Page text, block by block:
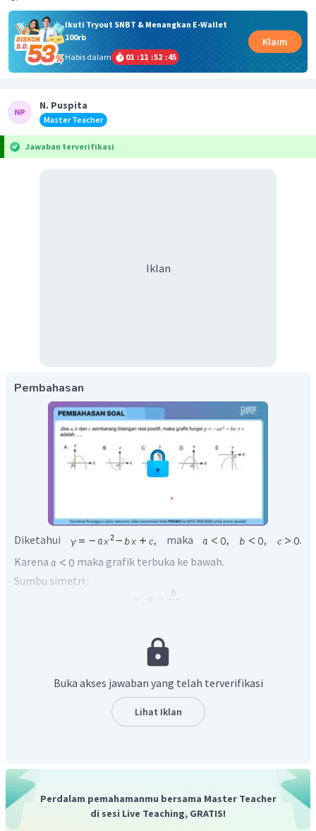
Ikuti Tryout SNBT & Menangkan E-Wallet
100rb
Habis dalam
01 :11 :52 :45
Klaim
N. Puspita
Master Teacher
Jawaban terverifikasi
Iklan
Pembahasan
Diketahui , maka , ,
.
Karena
maka grafik terbuka ke bawah.
Sumbu simetri :
Sehingga sumbu simetri kurva berada pada sebelah kiri
terletak pada sebelah kiri sumbu-
Oleh karena itu, jawaban yang benar adalah D
Buka akses jawaban yang telah terverifikasi
Lihat Iklan
Perdalam pemahamanmu bersama Master Teacher
di sesi Live Teaching, GRATIS!